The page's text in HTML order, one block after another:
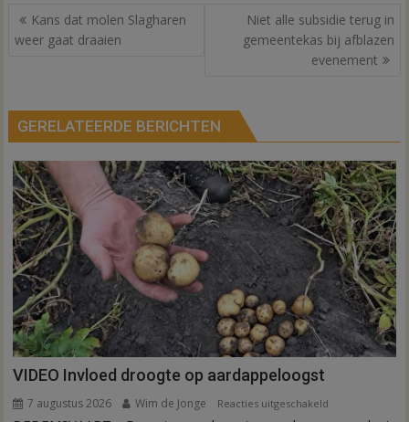
Bericht
navigatie
Kans dat molen Slagharen
weer gaat draaien
Niet alle subsidie terug in
gemeentekas bij afblazen
evenement
GERELATEERDE BERICHTEN
VIDEO Invloed droogte op aardappeloogst
7 augustus 2026 Wim de Jonge Reacties uitgeschakeld